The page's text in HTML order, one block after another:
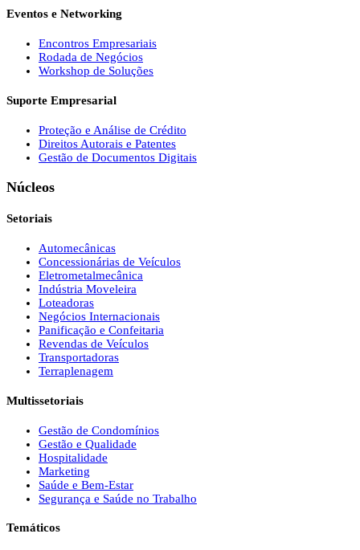
Eventos e Networking
Encontros Empresariais
Rodada de Negócios
Workshop de Soluções
Suporte Empresarial
Proteção e Análise de Crédito
Direitos Autorais e Patentes
Gestão de Documentos Digitais
Núcleos
Setoriais
Automecânicas
Concessionárias de Veículos
Eletrometalmecânica
Indústria Moveleira
Loteadoras
Negócios Internacionais
Panificação e Confeitaria
Revendas de Veículos
Transportadoras
Terraplenagem
Multissetoriais
Gestão de Condomínios
Gestão e Qualidade
Hospitalidade
Marketing
Saúde e Bem-Estar
Segurança e Saúde no Trabalho
Temáticos